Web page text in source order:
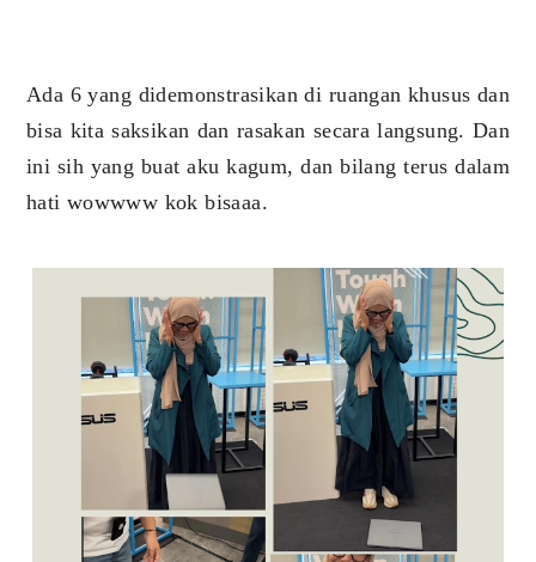
Ada 6 yang didemonstrasikan di ruangan khusus dan
bisa kita saksikan dan rasakan secara langsung. Dan
ini sih yang buat aku kagum, dan bilang terus dalam
hati wowwww kok bisaaa.